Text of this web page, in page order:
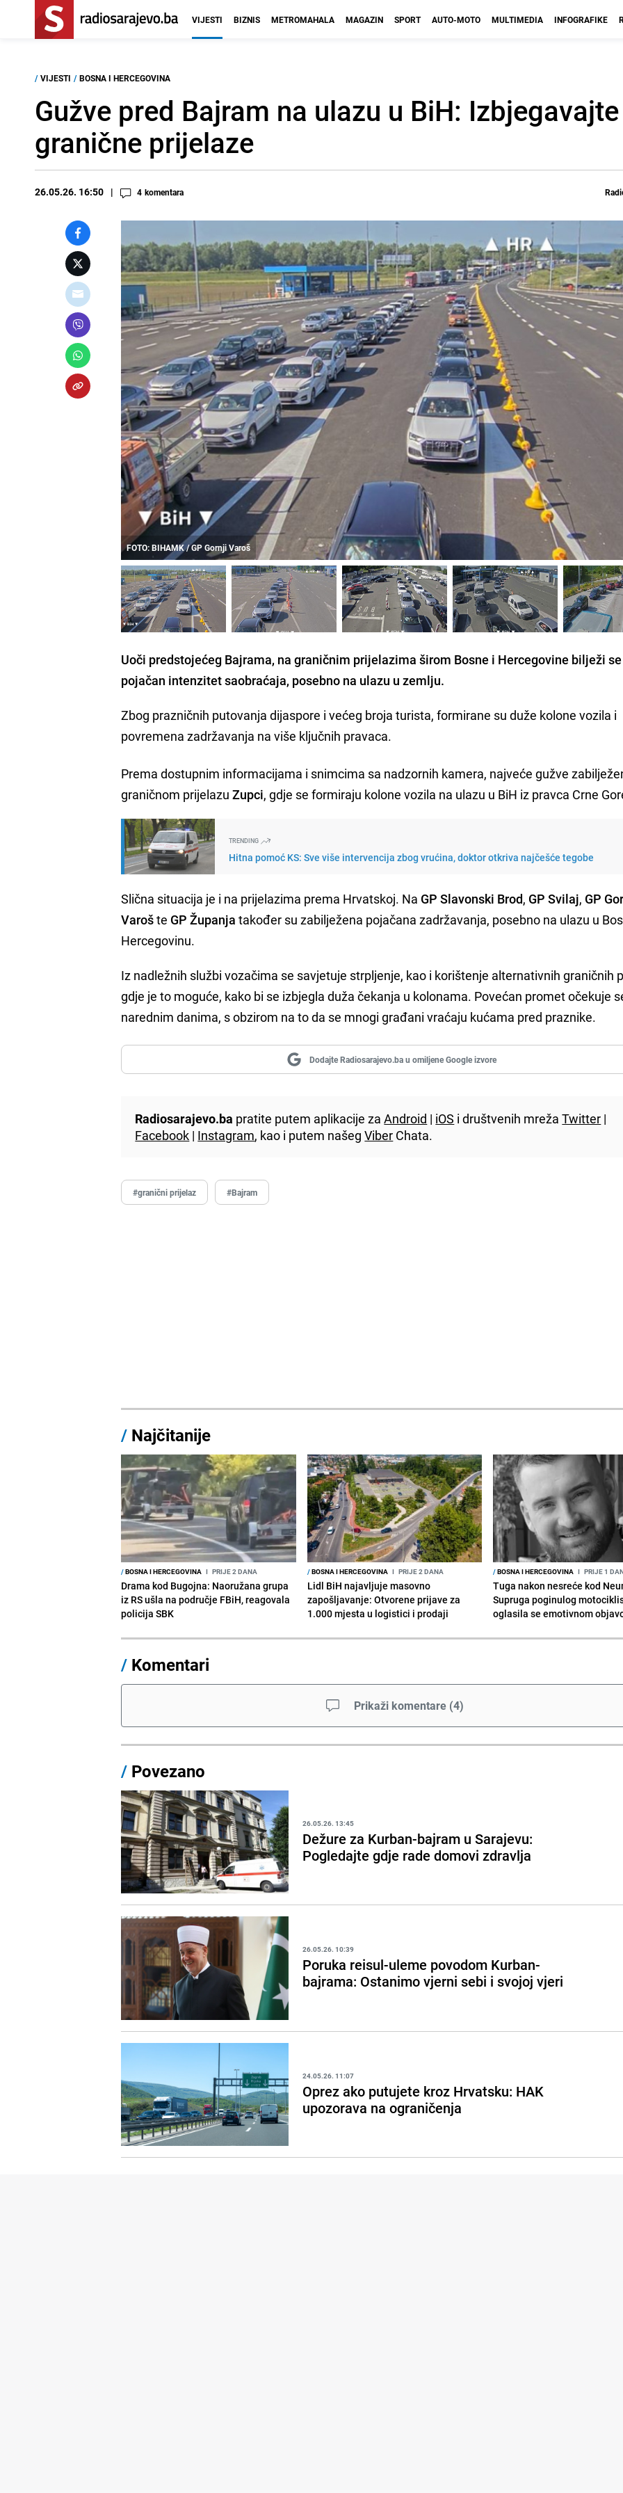
VIJESTI BIZNIS METROMAHALA MAGAZIN SPORT AUTO-MOTO MULTIMEDIA INFOGRAFIKE
/ VIJESTI / BOSNA I HERCEGOVINA
Gužve pred Bajram na ulazu u BiH:
granične prijelaze
26.05.26. 16:50 4 komentara
FOTO: BIHAMK / GP Gornji Varoš
Uoči predstojećeg Bajrama, na graničnim prijelazima širom Bosne i Hercegovine bilježi se
pojačan intenzitet saobraćaja, posebno na ulazu u zemlju.
Zbog prazničnih putovanja dijaspore i većeg broja turista, formirane su duže kolone vozila i
povremena zadržavanja na više ključnih pravaca.
Prema dostupnim informacijama i snimcima sa nadzornih kamera, najveće gužve
graničnom prijelazuZupci, gdje se formiraju kolone vozila na ulazu u BiH iz pravca Crne
TRENDING
Hitna pomoć KS: Sve više intervencija zbog vrućina, doktor otkriva najčešće tegobe
Slična situacija je i na prijelazima prema Hrvatskoj. Na GP Slavonski Brod, GP Svilaj, GP
Varošte GP Županja također su zabilježena pojačana zadržavanja, posebno na ulazu u
Hercegovinu.
Iz nadležnih službi vozačima se savjetuje strpljenje, kao i korištenje alternativnih graničnih
gdje je to moguće, kako bi se izbjegla duža čekanja u kolonama. Povećan promet očekuje
narednim danima, s obzirom na to da se mnogi građani vraćaju kućama pred praznike.
Dodajte Radiosarajevo.ba u omiljene Google izvore
Radiosarajevo.ba pratite putem aplikacije zaAndroid | iOS i društvenih mrežaTwitter |
Facebook | Instagram, kao i putem našegViber Chata.
#granični prijelaz #Bajram
/ Najčitanije
/BOSNA I HERCEGOVINA I PRIJE 2 DANA
Drama kod Bugojna: Naoružana grupa
iz RS ušla na područje FBiH, reagovala
policija SBK
/BOSNA I HERCEGOVINA I PRIJE 2 DANA
Lidl BiH najavljuje masovno
zapošljavanje: Otvorene prijave za
1.000 mjesta u logistici i prodaji
/BOSNA I HERCEGOVINA I PRIJE 1
Tuga nakon nesreće kod
Supruga poginulog
oglasila se emotivnom
/ Komentari
Prikaži komentare (4)
/ Povezano
26.05.26. 13:45
Dežure za Kurban-bajram u Sarajevu:
Pogledajte gdje rade domovi zdravlja
26.05.26. 10:39
Poruka reisul-uleme povodom Kurban-
bajrama: Ostanimo vjerni sebi i svojoj vjeri
24.05.26. 11:07
Oprez ako putujete kroz Hrvatsku: HAK
upozorava na ograničenja